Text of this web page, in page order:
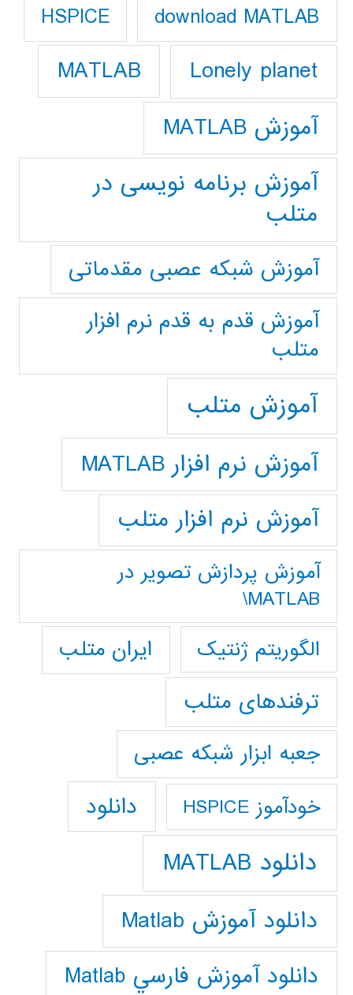
download MATLAB
HSPICE
Lonely planet
MATLAB
آموزش MATLAB
آموزش برنامه نویسی در
متلب
آموزش شبکه عصبی مقدماتی
آموزش قدم به قدم نرم افزار
متلب
آموزش متلب
آموزش نرم افزار MATLAB
آموزش نرم افزار متلب
آموزش پردازش تصوير در
MATLAB\
الگوریتم ژنتیک
ایران متلب
ترفندهای متلب
جعبه ابزار شبکه عصبی
خودآموز HSPICE دانلود
دانلود MATLAB
دانلود آموزش Matlab
دانلود آموزش فارسي Matlab